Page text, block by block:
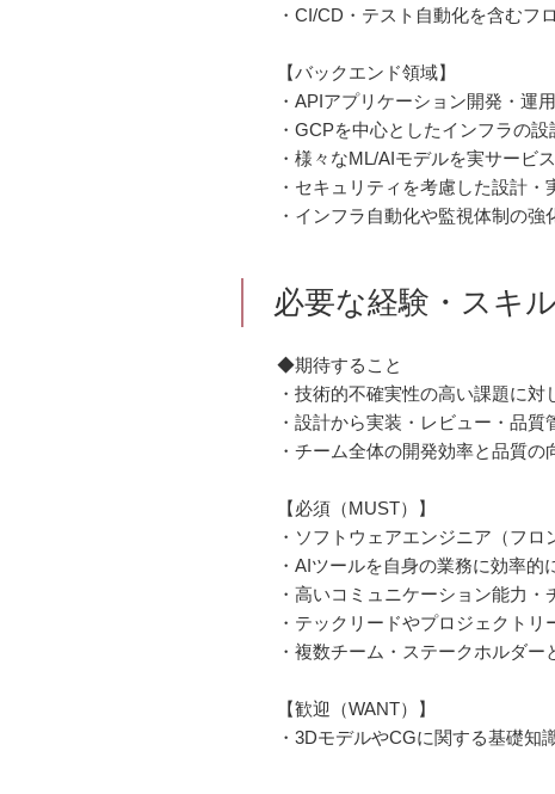
・CI/CD・テスト自動化を含むフ
【バックエンド領域】
・APIアプリケーション開発・運用
・GCPを中心としたインフラの
・様々なML/AIモデルを実サービ
・セキュリティを考慮した設計
・インフラ自動化や監視体制の
必要な経験・スキル
◆期待すること
・技術的不確実性の高い課題に
・設計から実装・レビュー・品
・チーム全体の開発効率と品質の
【必須（MUST）】
・ソフトウェアエンジニア（フ
・AIツールを自身の業務に効率的
・高いコミュニケーション能力
・テックリードやプロジェクト
・複数チーム・ステークホルダ
【歓迎（WANT）】
・3DモデルやCGに関する基礎知